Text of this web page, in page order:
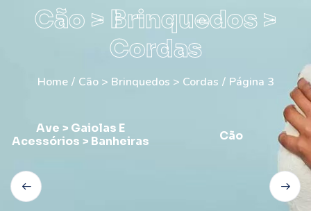
Cão > Brinquedos >
Cordas
Home / Cão > Brinquedos > Cordas / Página 3
Ave > Gaiolas E
Acessórios > Banheiras
Cão